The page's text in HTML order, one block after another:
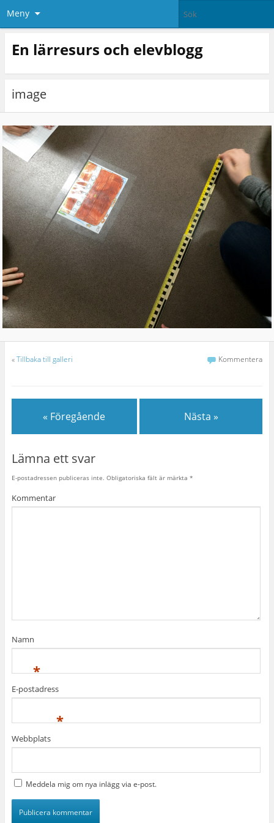
Meny
En lärresurs och elevblogg
image
«Tillbaka till galleri Kommentera
« Föregående Nästa »
Lämna ett svar
E-postadressen publiceras inte. Obligatoriska fält är märkta *
Kommentar
Namn
*
E-postadress
*
Webbplats
Meddela mig om nya inlägg via e-post.